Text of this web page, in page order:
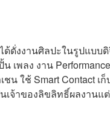
ได้ดั่งงานศิลปะในรูปแบ
เพลง งาน
ชน ใช้ Smart Contact
นเจ้าของลิขลิทธิ์ผลงาน